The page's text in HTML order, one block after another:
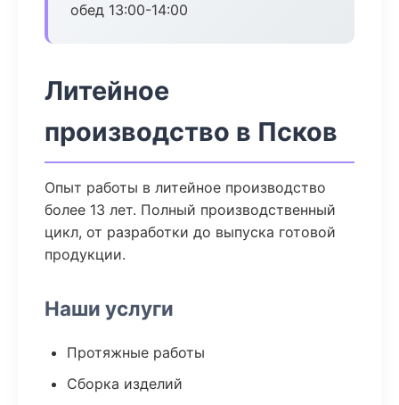
обед 13:00-14:00
Литейное
производство в Псков
Опыт работы в литейное производство
более 13 лет. Полный производственный
цикл, от разработки до выпуска готовой
продукции.
Наши услуги
Протяжные работы
Сборка изделий